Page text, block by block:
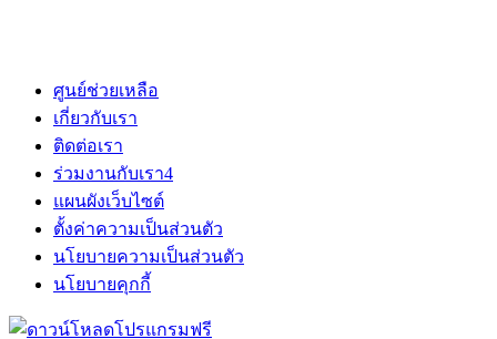
ศูนย์ช่วยเหลือ
เกี่ยวกับเรา
ติดต่อเรา
ร่วมงานกับเรา4
แผนผังเว็บไซต์
ตั้งค่าความเป็นส่วนตัว
นโยบายความเป็นส่วนตัว
นโยบายคุกกี้